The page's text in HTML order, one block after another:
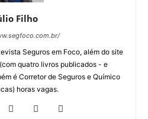
Filho
Seguros em Foco, além do site
quatro livros publicados - e
é Corretor de Seguros e Químico
horas vagas.